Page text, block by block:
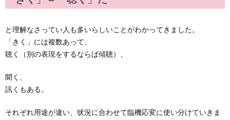
と理解なさってい人も多いらしいことがわかってきました。
「きく」には複数あって、
聴く（別の表現をするならば傾聴）、
聞く、
訊くもある。
それぞれ用途が違い、状況に合わせて臨機応変に使い分けていきま